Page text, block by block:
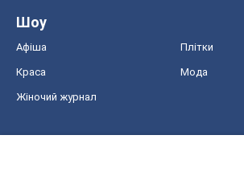
Шоу
Афіша Плітки
Краса Мода
Жіночий журнал